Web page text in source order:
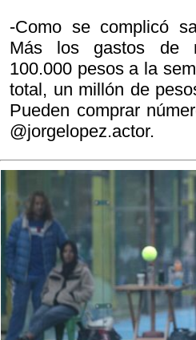
-Como se complicó
Más los gastos de
100.000 pesos a la
total, un millón de
Pueden comprar
@jorgelopez.actor.